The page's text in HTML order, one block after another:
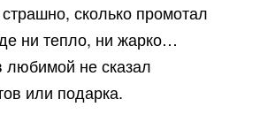
сколько промотал
ни тепло, ни жарко…
любимой не сказал
или подарка.